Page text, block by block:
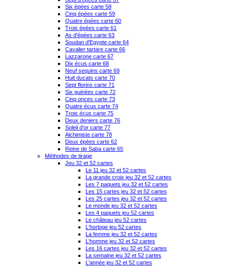
Six épées carte 58
Cinq épées carte 59
Quatre épées carte 60
Trois épées carte 61
As d'épées carte 63
Soudan d'Egypte carte 64
Cavalier tartare carte 66
Lazzarone carte 67
Dix écus carte 68
Neuf sequins carte 69
Huit ducats carte 70
Sept florins carte 71
Six guinées carte 72
Cinq onces carte 73
Quatre écus carte 74
Trois écus carte 75
Deux deniers carte 76
Soleil d'or carte 77
Alchimiste carte 78
Deux épées carte 62
Reine de Saba carte 65
Méthodes de tirage
Jeu 32 et 52 cartes
Le 11 jeu 32 et 52 cartes
La grande croix jeu 32 et 52 cartes
Les 7 paquets jeu 32 et 52 cartes
Les 15 cartes jeu 32 et 52 cartes
Les 25 cartes jeu 32 et 52 cartes
Le monde jeu 32 et 52 cartes
Les 4 paquets jeu 52 cartes
Le château jeu 52 cartes
L'horloge jeu 52 cartes
La femme jeu 32 et 52 cartes
L'homme jeu 32 et 52 cartes
Les 16 cartes jeu 32 et 52 cartes
La semaine jeu 32 et 52 cartes
L'année jeu 32 et 52 cartes